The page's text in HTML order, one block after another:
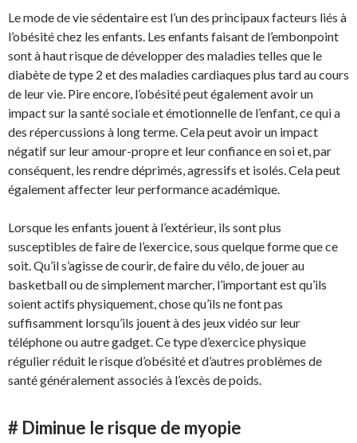
Le mode de vie sédentaire est l’un des principaux facteurs liés à
l’obésité chez les enfants. Les enfants faisant de l’embonpoint
sont à haut risque de développer des maladies telles que le
diabète de type 2 et des maladies cardiaques plus tard au cours
de leur vie. Pire encore, l’obésité peut également avoir un
impact sur la santé sociale et émotionnelle de l’enfant, ce qui a
des répercussions à long terme. Cela peut avoir un impact
négatif sur leur amour-propre et leur confiance en soi et, par
conséquent, les rendre déprimés, agressifs et isolés. Cela peut
également affecter leur performance académique.
Lorsque les enfants jouent à l’extérieur, ils sont plus
susceptibles de faire de l’exercice, sous quelque forme que ce
soit. Qu’il s’agisse de courir, de faire du vélo, de jouer au
basketball ou de simplement marcher, l’important est qu’ils
soient actifs physiquement, chose qu’ils ne font pas
suffisamment lorsqu’ils jouent à des jeux vidéo sur leur
téléphone ou autre gadget. Ce type d’exercice physique
régulier réduit le risque d’obésité et d’autres problèmes de
santé généralement associés à l’excès de poids.
# Diminue le risque de myopie